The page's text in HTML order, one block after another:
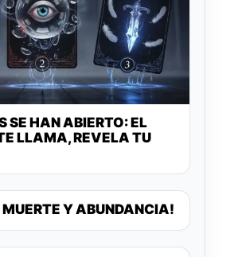
SE HAN ABIERTO: EL
LLAMA, REVELA TU
Y ABUNDANCIA!